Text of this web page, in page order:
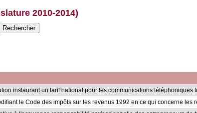
2010-2014)
instaurant un tarif national pour les communications téléphoniques
le Code des impôts sur les revenus 1992 en ce qui concerne les